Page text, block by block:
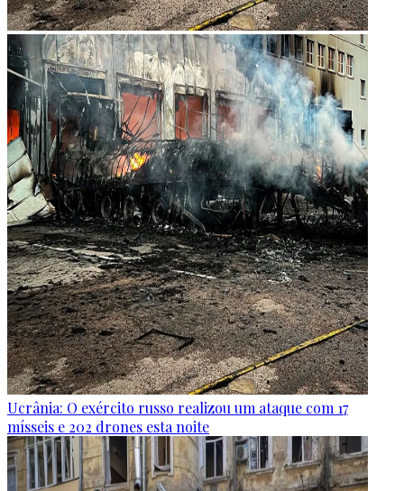
Ucrânia: O exército russo realizou um ataque com 17
mísseis e 202 drones esta noite